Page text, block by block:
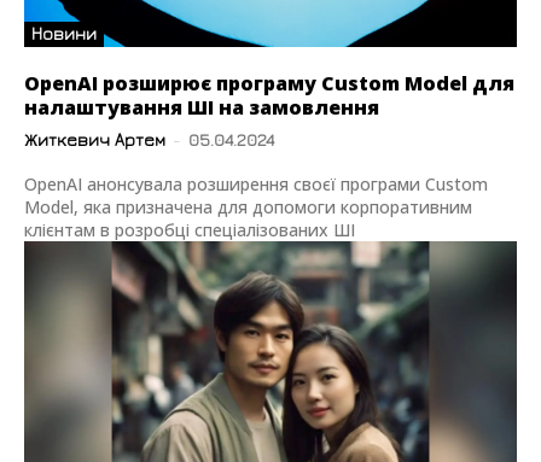
Новини
OpenAI розширює програму Custom Model для
налаштування ШІ на замовлення
Житкевич Артем - 05.04.2024
OpenAI анонсувала розширення своєї програми Custom
Model, яка призначена для допомоги корпоративним
клієнтам в розробці спеціалізованих ШІ